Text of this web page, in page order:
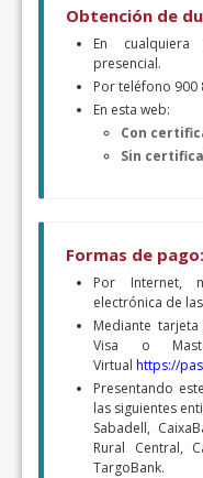
Obtención de
En cualquiera
presencial.
Por teléfono 900
En esta web:
Con
Sin
Formas de pago:
Por Internet,
electrónica de
Mediante
Visa o
Virtual https://
Presentando
las siguientes
Sabadell,
Rural Central,
TargoBank.